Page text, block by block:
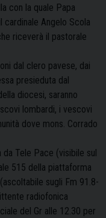
con la quale Papa
cardinale Angelo Scola
riceverà il pastorale
dal clero pavese, dai
presieduta dal
diocesi, saranno
lombardi, i vescovi
dove mons. Corrado
Tele Pace (visibile sul
515 della piattaforma
sugli Fm 91.8-
radiofonica
del Gr alle 12.30 per